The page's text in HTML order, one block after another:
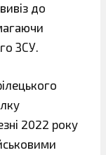
до
ЗСУ.
2022 року